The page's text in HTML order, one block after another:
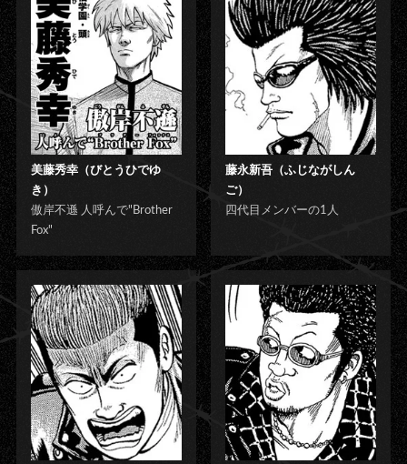
美藤秀幸（びとうひでゆ
き）
傲岸不遜 人呼んで"Brother
Fox"
藤永新吾（ふじながしん
ご）
四代目メンバーの1人